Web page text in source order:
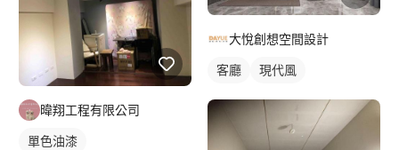
暐翔工程有限公司
單色油漆
大悅創想空間設計
客廳 現代風